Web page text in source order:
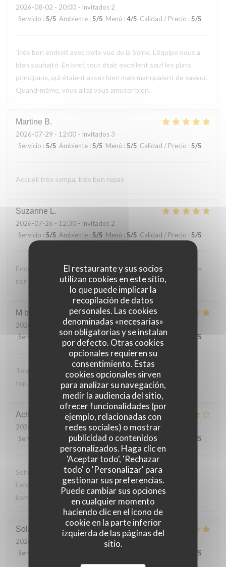
El restaurante y sus socios
utilizan cookies en este sitio,
lo que puede implicar la
recopilación de datos
personales. Las cookies
denominadas «necesarias»
son obligatorias y se instalan
por defecto. Otras cookies
opcionales requieren su
consentimiento. Estas
cookies opcionales sirven
para analizar su navegación,
medir la audiencia del sitio,
ofrecer funcionalidades (por
ejemplo, relacionadas con
redes sociales) o mostrar
publicidad o contenidos
personalizados. Haga clic en
'Aceptar todo', 'Rechazar
todo' o 'Personalizar' para
gestionar sus preferencias.
Puede cambiar sus opciones
en cualquier momento
haciendo clic en el icono de
cookie en la parte inferior
izquierda de las páginas del
sitio.
2026-08-02 - 20:00 - Invitados 2
Servicio : 5/5 Ambiente : 5/5 Menú : 4/5 Calidad / Precio : 5/5
Très bon endroit avec belle vue de la Seine. L'équipe nous a
bien souhaité. En bref, tout était excellent sauf les plats
principaux, qui étaient assez bien mais manquaient de saveur.
Quand-même, vous allez vous amuser bien.
Martine B
2026-07-29 - 12:00 - Invitados 3
Servicio :5/5 Ambiente :5/5 Menú : 5/5 Calidad / Precio : 5/5
Accueil très sympa, très bon repas
Suzanne L
2026-07-26 - 12:30 - Invitados 2
Servicio : 5/5 Ambiente : 5/5 Menú : 5/5 Calidad / Precio : 5/5
Endroit tres accueillant, service efficace, personnel aimable,
rien a reprocher sur les plats.
M bouchon
2026-07-24
- 19:30 - Invitados 2
Servicio
Ambiente: 5/5 Menú : 5/5 Calidad / Precio /5
Toujours Aussi bon avec les produits locaux, l'accueil et au
top. Lo
Achim
2026-07-24
- 19:30 - Invitados 2
Servicio
Ambiente: 4 /5 Menú:4/5 Calidad / Precio /5
Sehr leckeres 3 Gang Menü mit guten Preis
Leistungsverhältnis. Nettes freundliches Personal Wir
kommen gerne wieder
Solange
2026-07-24
- 13:30 - Invitados 2
Servicio
/5